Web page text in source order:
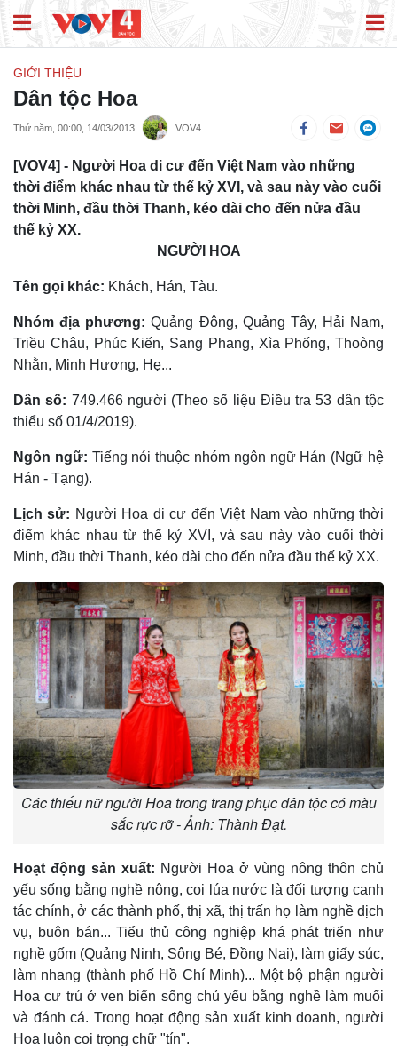
GIỚI THIỆU
Dân tộc Hoa
Thứ năm, 00:00, 14/03/2013 VOV4
[VOV4] - Người Hoa di cư đến Việt Nam vào những
thời điểm khác nhau từ thế kỷ XVI, và sau này vào cuối
thời Minh, đầu thời Thanh, kéo dài cho đến nửa đầu
thế kỷ XX.
NGƯỜI HOA
Tên gọi khác: Khách, Hán, Tàu.
Nhóm địa phương:Quảng Ðông, Quảng Tây, Hải Nam,
Triều Châu, Phúc Kiến, Sang Phang, Xìa Phống, Thoòng
Nhằn, Minh Hương, Hẹ...
Dân số: 749.466 người (Theo số liệu Điều tra 53 dân tộc
thiểu số 01/4/2019).
Ngôn ngữ: Tiếng nói thuộc nhóm ngôn ngữ Hán (Ngữ hệ
Hán - Tạng).
Lịch sử: Người Hoa di cư đến Việt Nam vào những thời
điểm khác nhau từ thế kỷ XVI, và sau này vào cuối thời
Minh, đầu thời Thanh, kéo dài cho đến nửa đầu thế kỷ XX.
Các thiếu nữ người Hoa trong trang phục dân tộc có màu
sắc rực rỡ - Ảnh: Thành Đạt.
Hoạt động sản xuất: Người Hoa ở vùng nông thôn chủ
yếu sống bằng nghề nông, coi lúa nước là đối tượng canh
tác chính, ở các thành phố, thị xã, thị trấn họ làm nghề dịch
vụ, buôn bán... Tiểu thủ công nghiệp khá phát triển như
nghề gốm (Quảng Ninh, Sông Bé, Ðồng Nai), làm giấy súc,
làm nhang (thành phố Hồ Chí Minh)... Một bộ phận người
Hoa cư trú ở ven biển sống chủ yếu bằng nghề làm muối
và đánh cá. Trong hoạt động sản xuất kinh doanh, người
Hoa luôn coi trọng chữ "tín".